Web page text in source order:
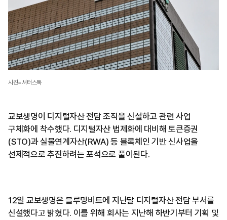
사진=셔터스톡
교보생명이 디지털자산 전담 조직을 신설하고 관련 사업
구체화에 착수했다. 디지털자산 법제화에 대비해 토큰증권
(STO)과 실물연계자산(RWA) 등 블록체인 기반 신사업을
선제적으로 추진하려는 포석으로 풀이된다.
12일 교보생명은 블루밍비트에 지난달 디지털자산 전담 부서를
신설했다고 밝혔다. 이를 위해 회사는 지난해 하반기부터 기획 및